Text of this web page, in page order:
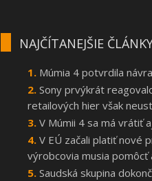
NAJČÍTANEJŠIE
Múmia 4 potvrdila
Sony prvýkrát
retailových hier však
V Múmii 4 sa má vrátiť
V EÚ začali platiť nové
výrobcovia musia pomôcť
Saudská skupina